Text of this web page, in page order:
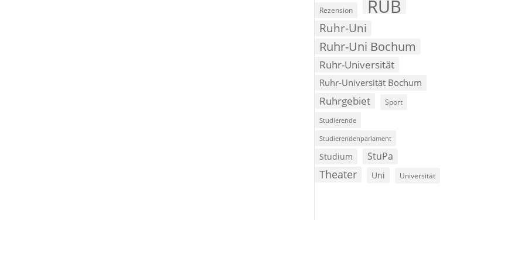
Rezension RUB
Ruhr-Uni
Ruhr-Uni Bochum
Ruhr-Universität
Ruhr-Universität Bochum
Ruhrgebiet Sport
Studierende
Studierendenparlament
Studium StuPa
Theater Uni Universität